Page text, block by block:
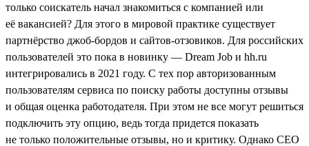
только соискатель начал знакомиться с компанией или
её вакансией? Для этого в мировой практике существует
партнёрство джоб-бордов и сайтов-отзовиков. Для российских
пользователей это пока в новинку — Dream Job и hh.ru
интегрировались в 2021 году. С тех пор авторизованным
пользователям сервиса по поиску работы доступны отзывы
и общая оценка работодателя. При этом не все могут решиться
подключить эту опцию, ведь тогда придется показать
не только положительные отзывы, но и критику. Однако CEO